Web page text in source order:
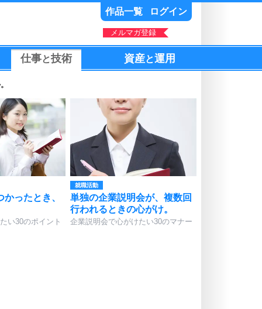
作品一覧 ログイン
メルマガ登録
仕事と技術 資産と運用
ったとき、
い30のポイント
就職活動
単独の企業説明会が、複数回
行われるときの心がけ。
企業説明会で心がけたい30のマナー